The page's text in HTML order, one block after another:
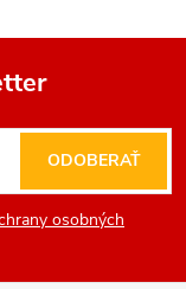
osobných
ODOBERAŤ